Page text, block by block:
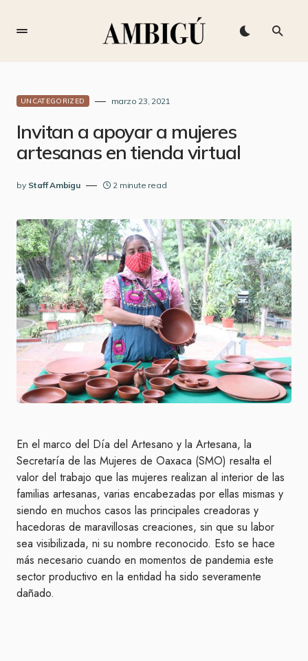
UNCATEGORIZED marzo 23, 2021
Invitan a apoyar a mujeres
artesanas en tienda virtual
by Staff Ambigu 2 minute read
En el marco del Día del Artesano y la Artesana, la
Secretaría de las Mujeres de Oaxaca (SMO) resalta el
valor del trabajo que las mujeres realizan al interior de las
familias artesanas, varias encabezadas por ellas mismas y
siendo en muchos casos las principales creadoras y
hacedoras de maravillosas creaciones, sin que su labor
sea visibilizada, ni su nombre reconocido. Esto se hace
más necesario cuando en momentos de pandemia este
sector productivo en la entidad ha sido severamente
dañado.